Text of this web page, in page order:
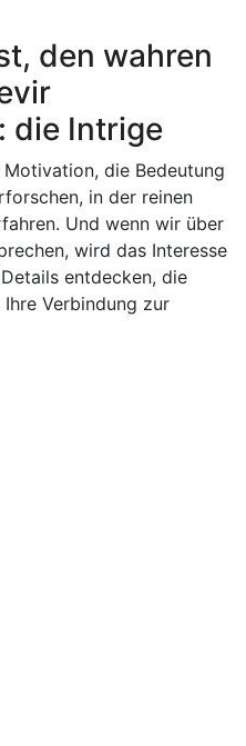
den wahren
die Intrige
die Bedeutung
in der reinen
Und wenn wir über
wird das Interesse
entdecken, die
Verbindung zur